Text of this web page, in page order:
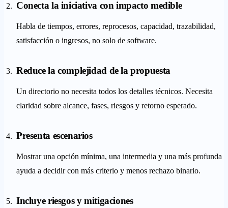
Conecta la iniciativa con impacto medible
Habla de tiempos, errores, reprocesos, capacidad, trazabilidad,
satisfacción o ingresos, no solo de software.
Reduce la complejidad de la propuesta
Un directorio no necesita todos los detalles técnicos. Necesita
claridad sobre alcance, fases, riesgos y retorno esperado.
Presenta escenarios
Mostrar una opción mínima, una intermedia y una más profunda
ayuda a decidir con más criterio y menos rechazo binario.
Incluye riesgos y mitigaciones